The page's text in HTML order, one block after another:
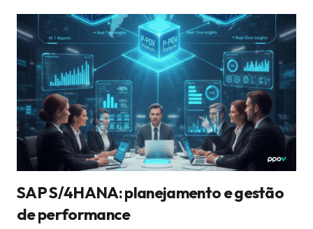
SAP S/4HANA: planejamento e gestão
de performance